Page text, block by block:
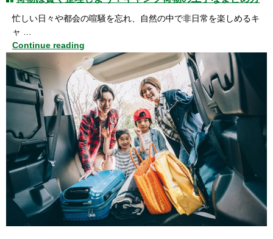
忙しい日々や都会の喧騒を忘れ、自然の中で非日常を楽しめるキ
ャ …
Continue reading